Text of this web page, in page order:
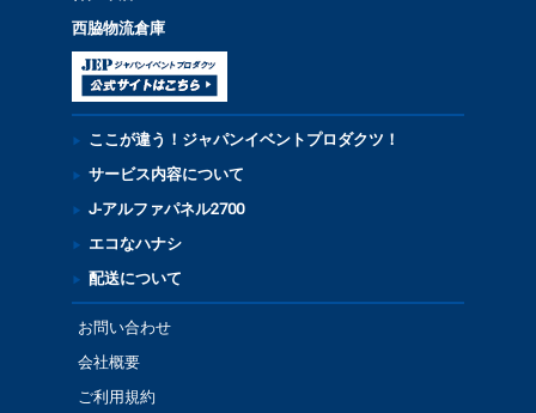
西脇物流倉庫
ここが違う！ジャパンイベントプロダクツ！
サービス内容について
J-アルファパネル2700
エコなハナシ
配送について
お問い合わせ
会社概要
ご利用規約